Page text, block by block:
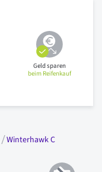
Geld sparen
beim Reifenkauf
Winterhawk C